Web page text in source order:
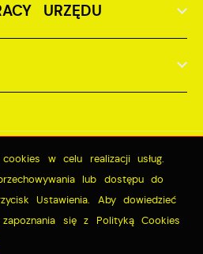
URZĘDU
3807443
322
w celu realizacji usług.
lub dostępu do
Ustawienia. Aby dowiedzieć
się z Polityką Cookies
WYBRANE